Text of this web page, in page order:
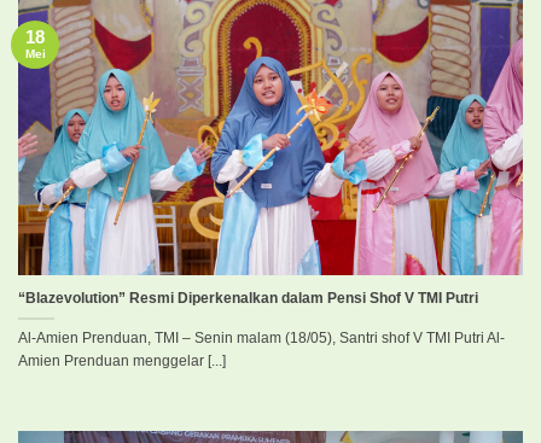
“Blazevolution” Resmi Diperkenalkan dalam Pensi Shof V TMI Putri
Al-Amien Prenduan, TMI – Senin malam (18/05), Santri shof V TMI Putri Al-
Amien Prenduan menggelar [...]
18
Mei